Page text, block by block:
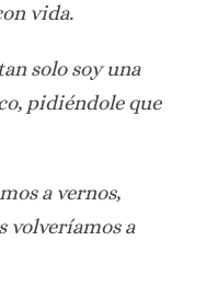
vida.
solo soy una
pidiéndole que
a vernos,
volveríamos a